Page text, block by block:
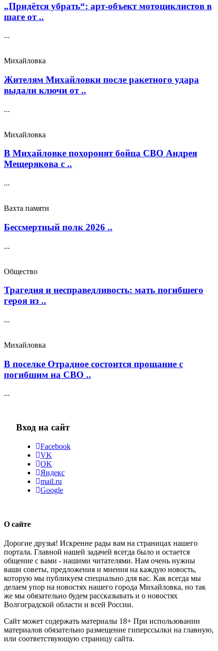
„Придётся убрать“: арт‑объект мотоциклистов в
шаге от ..
...
Михайловка
Жителям Михайловки после ракетного удара
выдали ключи от ..
...
Михайловка
В Михайловке похоронят бойца СВО Андрея
Мещерякова с ..
...
Вахта памяти
Бессмертный полк 2026 ..
...
Общество
Трагедия и несправедливость: мать погибшего
героя из ..
...
Михайловка
В поселке Отрадное состоится прощание с
погибшим на СВО ..
...
Вход на сайт
Facebook
VK
OK
Яндекс
mail.ru
Google
О сайте
Дорогие друзья! Искренне рады вам на страницах нашего
портала. Главной нашей задачей всегда было и остается
общение с вами - нашими читателями. Нам очень нужны
ваши советы, предложения и мнения на каждую новость,
которую мы публикуем специально для вас. Как всегда мы
делаем упор на новостях нашего города Михайловка, но так
же мы обязательно будем рассказывать и о новостях
Волгоградской области и всей России.
Сайт может содержать материалы 18+ При использовании
материалов обязательно размещение гиперссылки на главную,
или соответствующую страницу сайта.